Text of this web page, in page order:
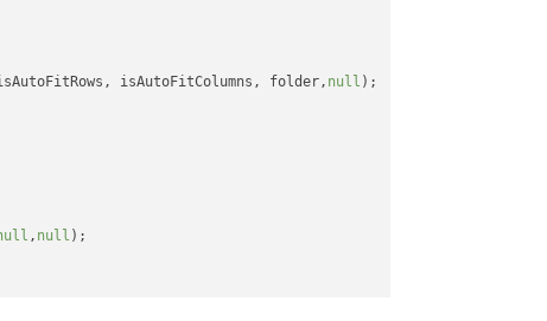
isAutoFitColumns, folder, null );
, null );